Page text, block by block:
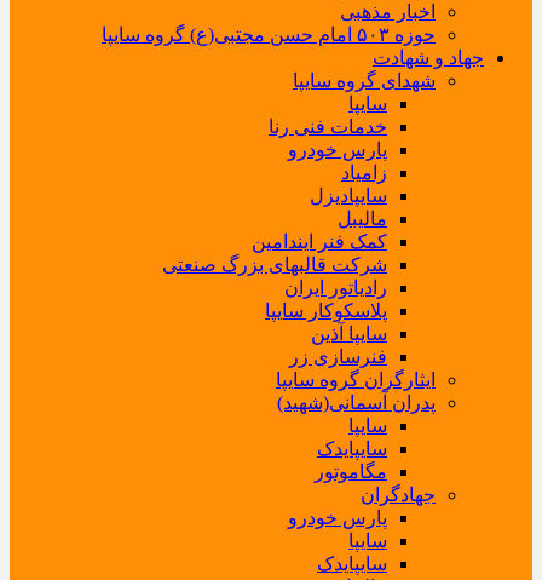
اخبار مذهبی
حوزه ۵۰۳ امام حسن مجتبی(ع) گروه سایپا
جهاد و شهادت
شهدای گروه سایپا
سایپا
خدمات فنی رنا
پارس خودرو
زامیاد
سایپادیزل
مالیبل
کمک فنر ایندامین
شرکت قالبهای بزرگ صنعتی
رادیاتور ایران
پلاسکوکار سایپا
سایپا آذین
فنرسازی زر
ایثارگران گروه سایپا
پدران آسمانی(شهید)
سایپا
سایپایدک
مگاموتور
جهادگران
پارس خودرو
سایپا
سایپایدک